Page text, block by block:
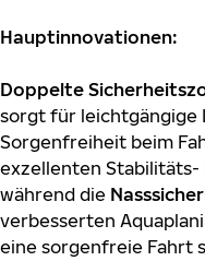
Hauptinnovationen:
Doppelte
sorgt für leichtgängige
Sorgenfreiheit beim
exzellenten Stabilitäts-
während die
verbesserten
eine sorgenfreie Fahrt